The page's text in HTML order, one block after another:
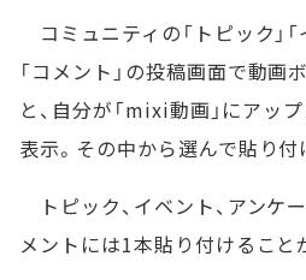
コミュニティの「トピック」「
「コメント」の投稿画面で動画
と、自分が「mixi動画」にアッ
表示。その中から選んで貼り付
トピック、イベント、アンケ
メントには1本貼り付けること